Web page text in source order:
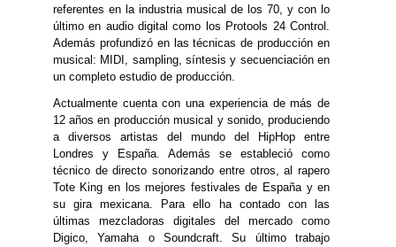
referentes en la industria musical de los 70, y con lo
último en audio digital como los Protools 24 Control.
Además profundizó en las técnicas de producción en
musical: MIDI, sampling, síntesis y secuenciación en
un completo estudio de producción.
Actualmente cuenta con una experiencia de más de
12 años en producción musical y sonido, produciendo
a diversos artistas del mundo del HipHop entre
Londres y España. Además se estableció como
técnico de directo sonorizando entre otros, al rapero
Tote King en los mejores festivales de España y en
su gira mexicana. Para ello ha contado con las
últimas mezcladoras digitales del mercado como
Digico, Yamaha o Soundcraft. Su último trabajo